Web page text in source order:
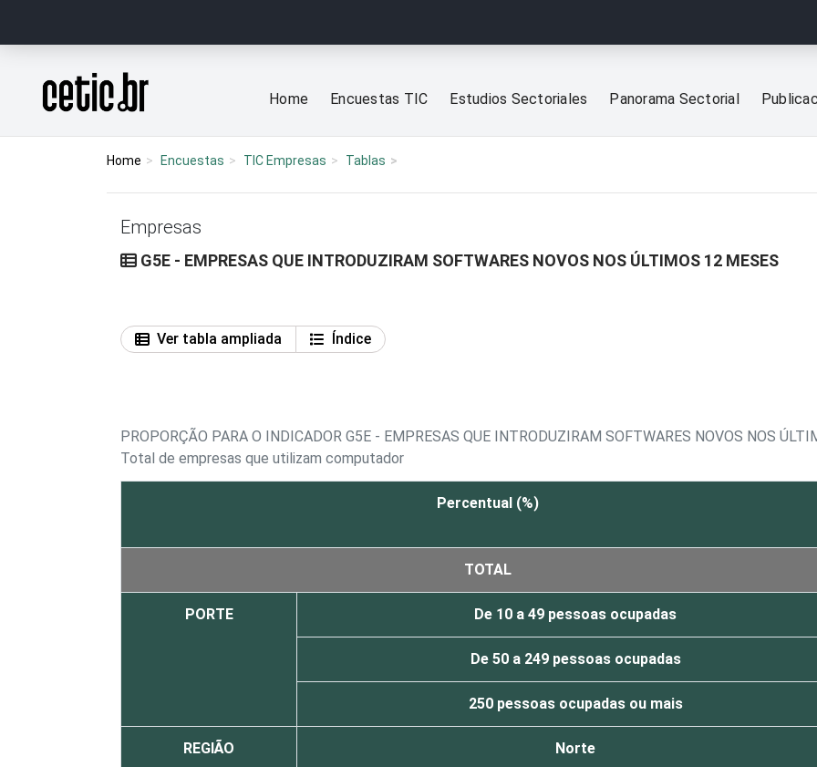
Página inicial
Home Encuestas TIC Estudios Sectoriales Panorama Sectorial
Home Encuestas TIC Empresas Tablas
Empresas
G5E - EMPRESAS QUE INTRODUZIRAM SOFTWARES NOVOS NOS ÚLTIMOS 12 MESES
Ver tabla ampliada
Índice
PROPORÇÃO PARA O INDICADOR G5E - EMPRESAS QUE INTRODUZIRAM SOFTWARES NOVOS NOS
Total de empresas que utilizam computador
Percentual (%)
TOTAL
PORTE De 10 a 49 pessoas ocupadas
De 50 a 249 pessoas ocupadas
250 pessoas ocupadas ou mais
REGIÃO Norte